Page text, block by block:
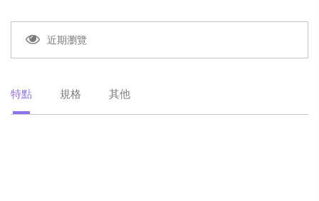
近期瀏覽
特點 規格 其他